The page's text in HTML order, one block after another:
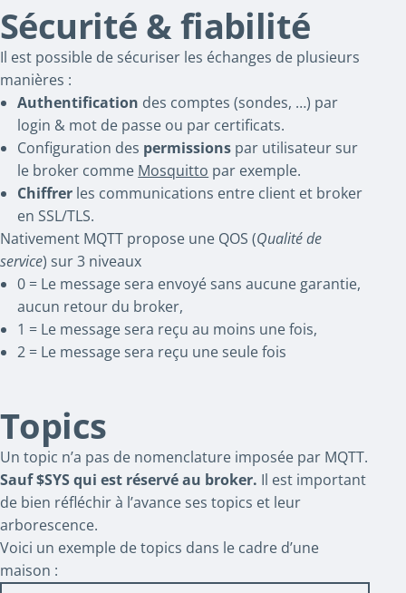
Sécurité & fiabilité
Il est possible de sécuriser les échanges de plusieurs
manières :
Authentification des comptes (sondes, …) par
login & mot de passe ou par certificats.
Configuration des permissions par utilisateur sur
le broker comme Mosquitto par exemple.
Chiffrer les communications entre client et broker
en SSL/TLS.
Nativement MQTT propose une QOS (Qualité de
service) sur 3 niveaux
0 = Le message sera envoyé sans aucune garantie,
aucun retour du broker,
1 = Le message sera reçu au moins une fois,
2 = Le message sera reçu une seule fois
Topics
Un topic n’a pas de nomenclature imposée par MQTT.
Sauf $SYS qui est réservé au broker. Il est important
de bien réfléchir à l’avance ses topics et leur
arborescence.
Voici un exemple de topics dans le cadre d’une
maison :